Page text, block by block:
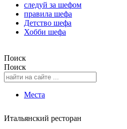
следуй за шефом
правила шефа
Детство шефа
Хобби шефа
Поиск
Поиск
Места
Итальянский ресторан